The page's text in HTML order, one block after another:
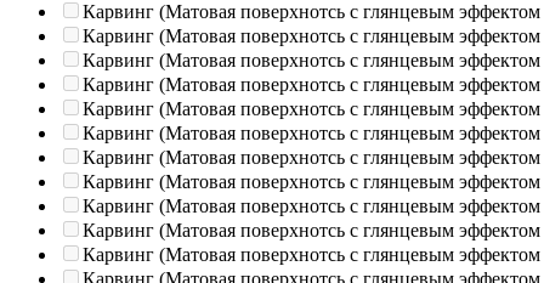
Карвинг (Матовая поверхнотсь с глянцевым эффектом
Карвинг (Матовая поверхнотсь с глянцевым эффектом
Карвинг (Матовая поверхнотсь с глянцевым эффектом
Карвинг (Матовая поверхнотсь с глянцевым эффектом
Карвинг (Матовая поверхнотсь с глянцевым эффектом
Карвинг (Матовая поверхнотсь с глянцевым эффектом
Карвинг (Матовая поверхнотсь с глянцевым эффектом
Карвинг (Матовая поверхнотсь с глянцевым эффектом
Карвинг (Матовая поверхнотсь с глянцевым эффектом
Карвинг (Матовая поверхнотсь с глянцевым эффектом
Карвинг (Матовая поверхнотсь с глянцевым эффектом